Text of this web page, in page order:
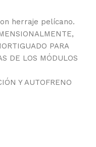
herraje pelícano.
PARA
DE LOS MÓDULOS
Y AUTOFRENO